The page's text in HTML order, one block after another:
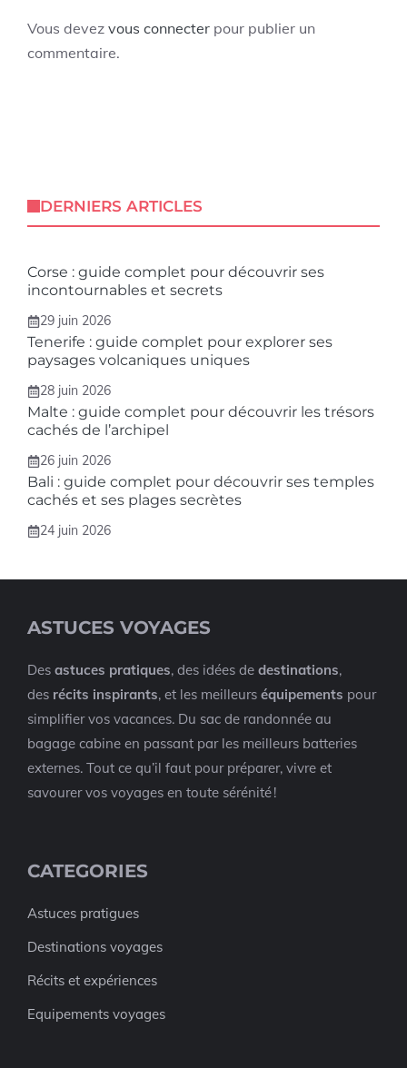
Vous devez vous connecter pour publier un
commentaire.
DERNIERS ARTICLES
Corse : guide complet pour découvrir ses
incontournables et secrets
29 juin 2026
Tenerife : guide complet pour explorer ses
paysages volcaniques uniques
28 juin 2026
Malte : guide complet pour découvrir les trésors
cachés de l’archipel
26 juin 2026
Bali : guide complet pour découvrir ses temples
cachés et ses plages secrètes
24 juin 2026
ASTUCES VOYAGES
Des astuces pratiques, des idées de destinations,
des récits inspirants, et les meilleurs équipements pour
simplifier vos vacances. Du sac de randonnée au
bagage cabine en passant par les meilleurs batteries
externes. Tout ce qu’il faut pour préparer, vivre et
savourer vos voyages en toute sérénité !
CATEGORIES
Astuces pratigues
Destinations voyages
Récits et expériences
Equipements voyages